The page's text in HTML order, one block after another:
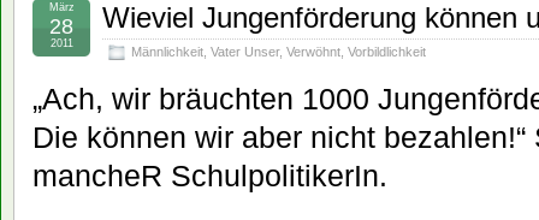
Wieviel Jungenförderung können
Männlichkeit Vater Unser, Verwöhnt Vorbildlichkeit
März
28
2011
„Ach, wir bräuchten 1000
Die können wir aber nicht
mancheR SchulpolitikerIn.